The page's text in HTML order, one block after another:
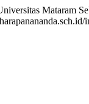
Mataram